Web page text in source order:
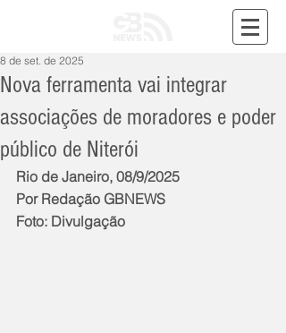
Nova ferramenta vai integrar
associações de moradores e poder
público de Niterói
8 de set. de 2025
Rio de Janeiro, 08/9/2025
Por Redação GBNEWS
Foto: Divulgação